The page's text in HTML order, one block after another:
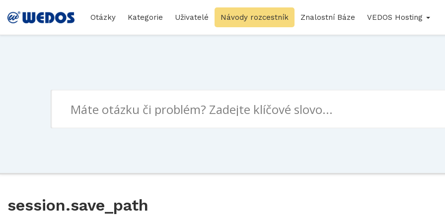
Otázky Kategorie Uživatelé Návody rozcestník Znalostní Báze VEDOS Hosting
session.save_path